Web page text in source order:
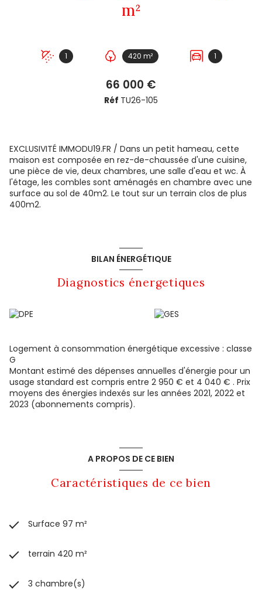
m²
1 420 m² 1
66 000 €
Réf TU26-105
EXCLUSIVITÉ IMMODU19.FR / Dans un petit hameau, cette
maison est composée en rez-de-chaussée d'une cuisine,
une pièce de vie, deux chambres, une salle d'eau et wc. À
l'étage, les combles sont aménagés en chambre avec une
surface au sol de 40m2. Le tout sur un terrain clos de plus
400m2.
BILAN ÉNERGÉTIQUE
Diagnostics énergetiques
Logement à consommation énergétique excessive : classe
G
Montant estimé des dépenses annuelles d'énergie pour un
usage standard est compris entre 2 950 € et 4 040 € . Prix
moyens des énergies indexés sur les années 2021, 2022 et
2023 (abonnements compris).
A PROPOS DE CE BIEN
Caractéristiques de ce bien
Surface 97 m²
terrain 420 m²
3 chambre(s)